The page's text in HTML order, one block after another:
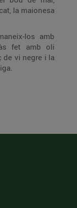
la maionesa
los amb
fet amb oli
de vi negre i la